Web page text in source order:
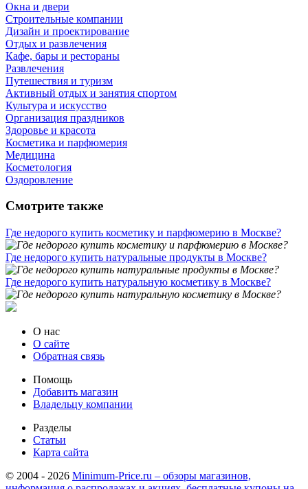
Окна и двери
Строительные компании
Дизайн и проектирование
Отдых и развлечения
Кафе, бары и рестораны
Развлечения
Путешествия и туризм
Активный отдых и занятия спортом
Культура и искусство
Организация праздников
Здоровье и красота
Косметика и парфюмерия
Медицина
Косметология
Оздоровление
Смотрите также
Где недорого купить косметику и парфюмерию в Москве?
Где недорого купить натуральные продукты в Москве?
Где недорого купить натуральную косметику в Москве?
О нас
О сайте
Обратная связь
Помощь
Добавить магазин
Владельцу компании
Разделы
Статьи
Карта сайта
© 2004 - 2026 Minimum-Price.ru – обзоры магазинов,